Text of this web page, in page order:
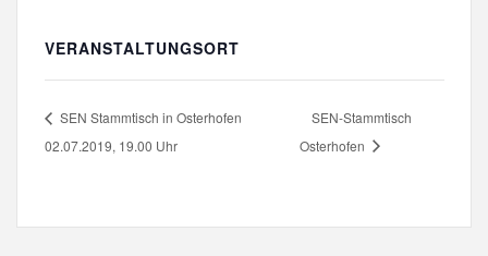
VERANSTALTUNGSORT
SEN Stammtisch in Osterhofen
02.07.2019, 19.00 Uhr
SEN-Stammtisch
Osterhofen